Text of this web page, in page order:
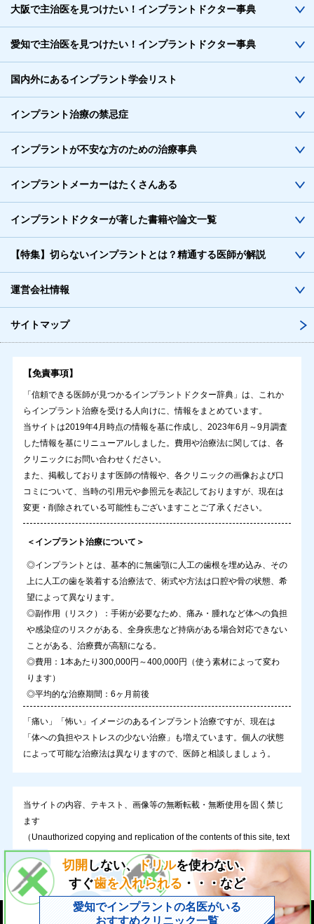
切開 しない、ドリルを使わない、
すぐ歯を入れられる ・・・など
愛知でインプラントの名医がいる
おすすめクリニック一覧
大阪で主治医を見つけたい！インプラントドクター事典
愛知で主治医を見つけたい！インプラントドクター事典
国内外にあるインプラント学会リスト
インプラント治療の禁忌症
インプラントが不安な方のための治療事典
インプラントメーカーはたくさんある
インプラントドクターが著した書籍や論文一覧
【特集】切らないインプラントとは？精通する医師が解説
運営会社情報
サイトマップ
【免責事項】
「信頼できる医師が見つかるインプラントドクター辞典」は、これか
らインプラント治療を受ける人向けに、情報をまとめています。
当サイトは2019年4月時点の情報を基に作成し、2023年6月～9月調査
した情報を基にリニューアルしました。費用や治療法に関しては、各
クリニックにお問い合わせください。
また、掲載しております医師の情報や、各クリニックの画像および口
コミについて、当時の引用元や参照元を表記しておりますが、現在は
変更・削除されている可能性もございますことご了承ください。
＜インプラント治療について＞
◎インプラントとは、基本的に無歯顎に人工の歯根を埋め込み、その
上に人工の歯を装着する治療法で、術式や方法は口腔や骨の状態、希
望によって異なります。
◎副作用（リスク）：手術が必要なため、痛み・腫れなど体への負担
や感染症のリスクがある、全身疾患など持病がある場合対応できない
ことがある、治療費が高額になる。
◎費用：1本あたり300,000円～400,000円（使う素材によって変わ
ります）
◎平均的な治療期間：6ヶ月前後
「痛い」「怖い」イメージのあるインプラント治療ですが、現在は
「体への負担やストレスの少ない治療」も増えています。個人の状態
によって可能な治療法は異なりますので、医師と相談しましょう。
当サイトの内容、テキスト、画像等の無断転載・無断使用を固く禁じ
ます
（Unauthorized copying and replication of the contents of this site, text
and images are strictly prohibited.）
Copyright (C)【PR】信頼できる医師が見つかる インプラントドクター事典
All Rights Reserve